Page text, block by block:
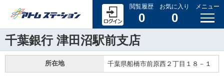
閲覧履歴
0
お気に入り
0
メニュー
千葉銀行 津田沼駅前支店
所在地 千葉県船橋市前原西２丁目１８－１